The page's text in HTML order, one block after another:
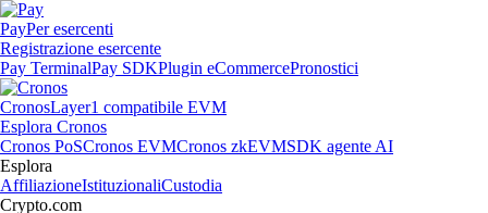
PayPer esercenti
Registrazione esercente
Pay TerminalPay SDKPlugin eCommercePronostici
CronosLayer1 compatibile EVM
Esplora Cronos
Cronos PoSCronos EVMCronos zkEVMSDK agente AI
Esplora
AffiliazioneIstituzionaliCustodia
Crypto.com